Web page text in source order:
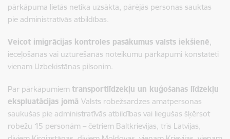
pārkāpuma lietās netika uzsākta, pārējās personas sauktas
pie administratīvās atbildības.
Veicot imigrācijas kontroles pasākumus valsts iekšienē,
ieceļošanas vai uzturēšanās noteikumu pārkāpumi konstatēti
vienam Uzbekistānas pilsonim.
Par pārkāpumiem transportlīdzekļu un kuģošanas līdzekļu
ekspluatācijas jomā Valsts robežsardzes amatpersonas
saukušas pie administratīvās atbildības vai liegušas šķērsot
robežu 15 personām – četriem Baltkrievijas, trīs Latvijas,